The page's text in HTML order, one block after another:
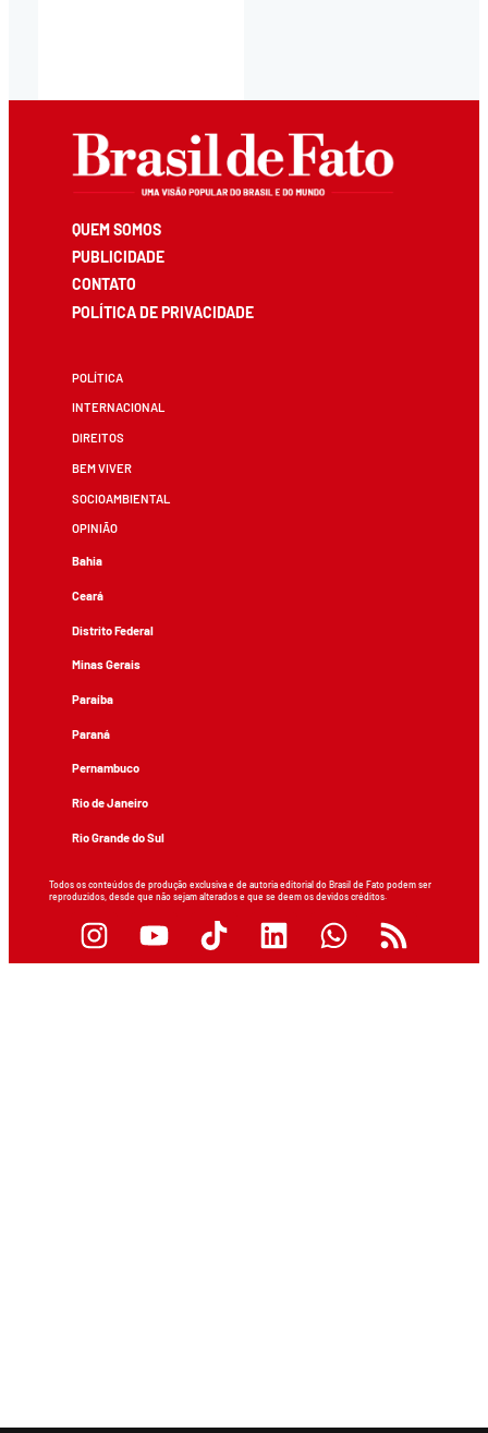
QUEM SOMOS
PUBLICIDADE
CONTATO
POLÍTICA DE PRIVACIDADE
POLÍTICA
INTERNACIONAL
DIREITOS
BEM VIVER
SOCIOAMBIENTAL
OPINIÃO
Bahia
Ceará
Distrito Federal
Minas Gerais
Paraíba
Paraná
Pernambuco
Rio de Janeiro
Rio Grande do Sul
Todos os conteúdos de produção exclusiva e de autoria editorial do Brasil de Fato podem ser
reproduzidos, desde que não sejam alterados e que se deem os devidos créditos.